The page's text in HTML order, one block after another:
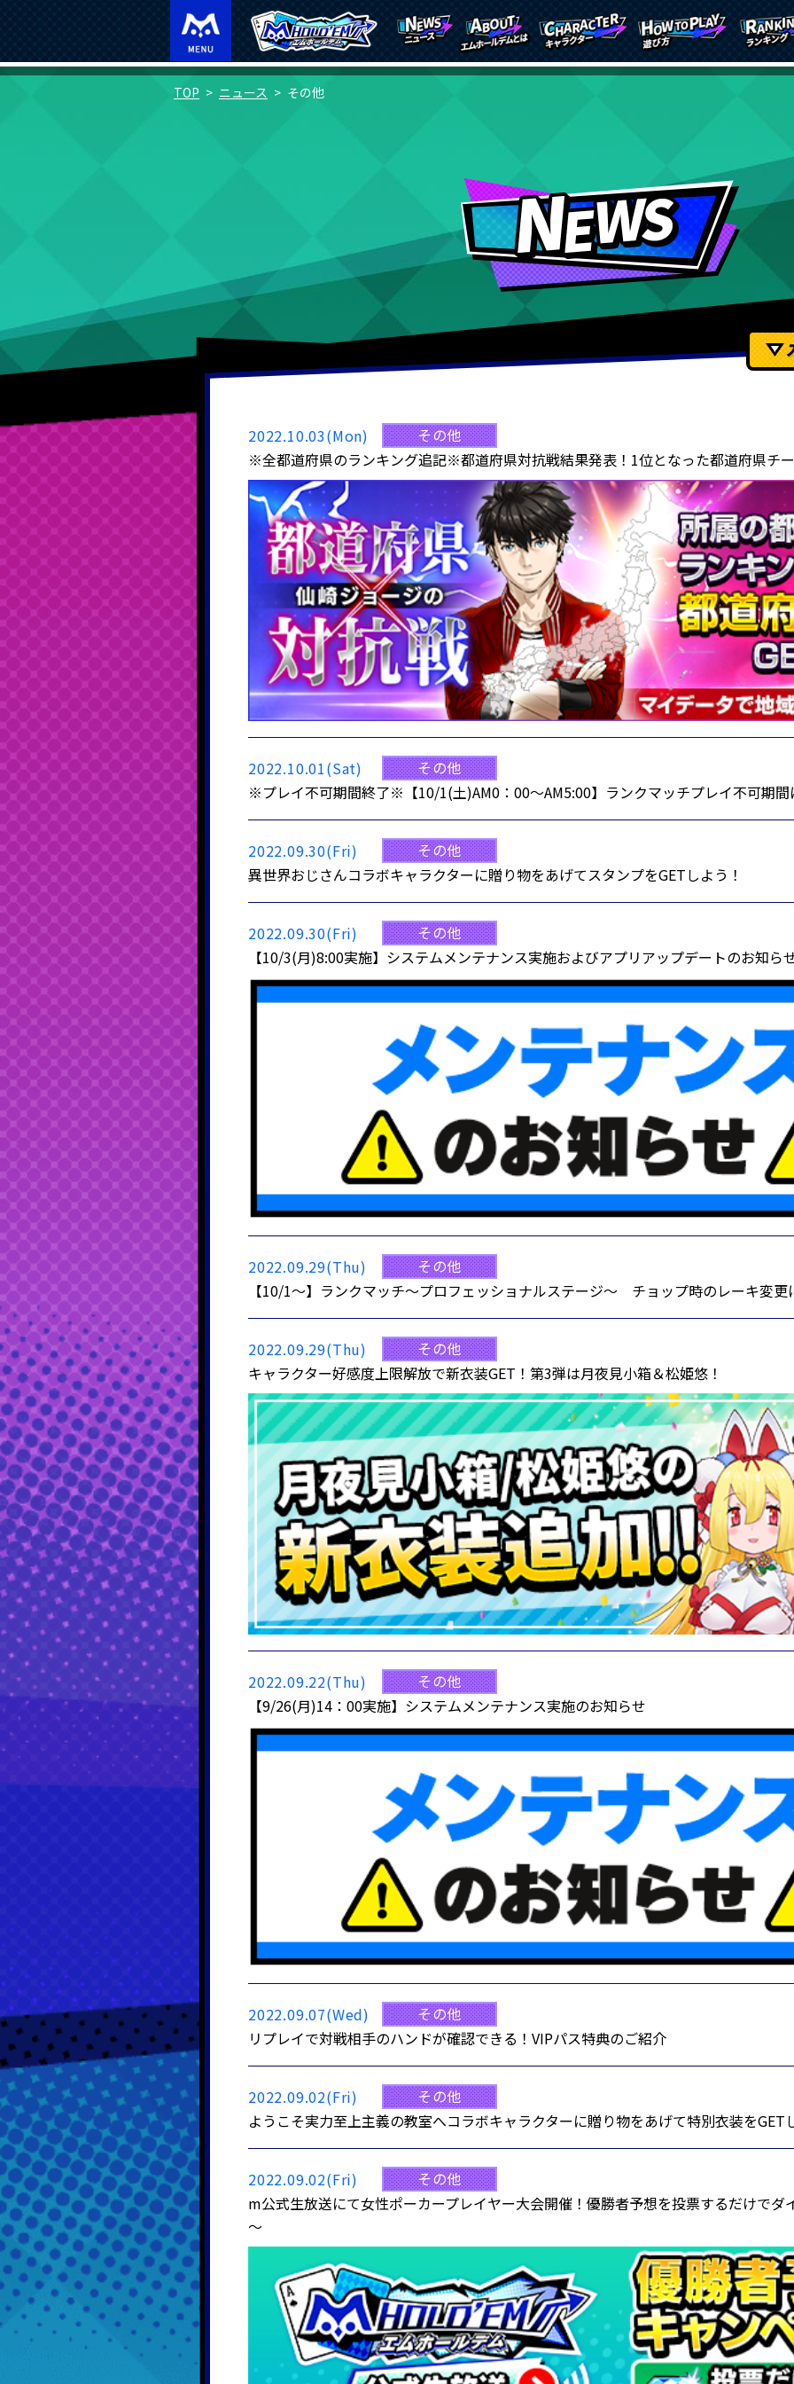
TOP ニュース その他
2022.10.03(Mon)
その他
※全都道府県のランキング追記※都道府県対抗戦結果発表！1位となった都道府県チ
2022.10.01(Sat)
その他
※プレイ不可期間終了※【10/1(土)AM0：00～AM5:00】ランクマッチプレイ不可期間
2022.09.30(Fri)
その他
異世界おじさんコラボキャラクターに贈り物をあげてスタンプをGETしよう！
2022.09.30(Fri)
その他
【10/3(月)8:00実施】システムメンテナンス実施およびアプリアップデートのお知ら
2022.09.29(Thu)
その他
【10/1～】ランクマッチ～プロフェッショナルステージ～ チョップ時のレーキ変更
2022.09.29(Thu)
その他
キャラクター好感度上限解放で新衣装GET！第3弾は月夜見小箱＆松姫悠！
2022.09.22(Thu)
その他
【9/26(月)14：00実施】システムメンテナンス実施のお知らせ
2022.09.07(Wed)
その他
リプレイで対戦相手のハンドが確認できる！VIPパス特典のご紹介
2022.09.02(Fri)
その他
ようこそ実力至上主義の教室へコラボキャラクターに贈り物をあげて特別衣装をGET
2022.09.02(Fri)
その他
m公式生放送にて女性ポーカープレイヤー大会開催！優勝者予想を投票するだけで
～